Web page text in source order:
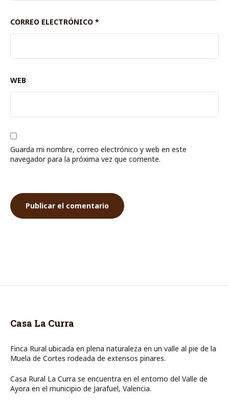
CORREO ELECTRÓNICO *
WEB
Guarda mi nombre, correo electrónico y web en este
navegador para la próxima vez que comente.
Casa La Curra
Finca Rural ubicada en plena naturaleza en un valle al pie de la
Muela de Cortes rodeada de extensos pinares.
Casa Rural La Curra se encuentra en el entorno del Valle de
Ayora en el municipio de Jarafuel, Valencia.